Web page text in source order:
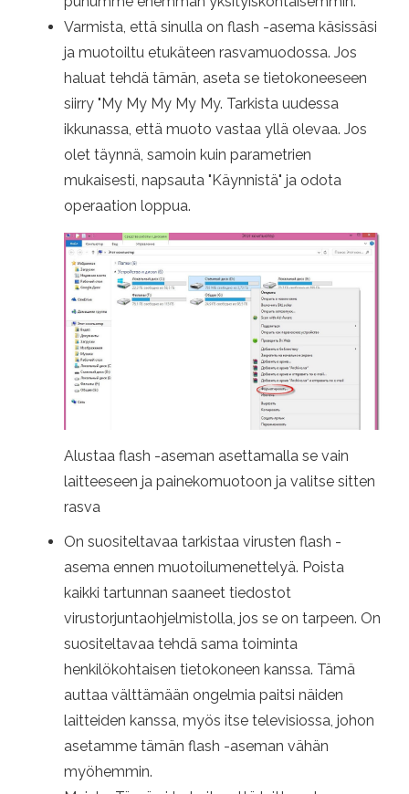
Varmista, että sinulla on flash -asema käsissäsi
ja muotoiltu etukäteen rasvamuodossa. Jos
haluat tehdä tämän, aseta se tietokoneeseen
siirry "My My My My My. Tarkista uudessa
ikkunassa, että muoto vastaa yllä olevaa. Jos
olet täynnä, samoin kuin parametrien
mukaisesti, napsauta "Käynnistä" ja odota
operaation loppua.
Alustaa flash -aseman asettamalla se vain
laitteeseen ja painekomuotoon ja valitse sitten
rasva
On suositeltavaa tarkistaa virusten flash -
asema ennen muotoilumenettelyä. Poista
kaikki tartunnan saaneet tiedostot
virustorjuntaohjelmistolla, jos se on tarpeen. On
suositeltavaa tehdä sama toiminta
henkilökohtaisen tietokoneen kanssa. Tämä
auttaa välttämään ongelmia paitsi näiden
laitteiden kanssa, myös itse televisiossa, johon
asetamme tämän flash -aseman vähän
myöhemmin.